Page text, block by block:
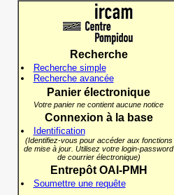
Recherche
Recherche simple
Recherche avancée
Panier électronique
Votre panier ne contient aucune notice
Connexion à la base
Identification
(Identifiez-vous pour accéder aux fonctions
de mise à jour. Utilisez votre login-password
de courrier électronique)
Entrepôt OAI-PMH
Soumettre une requête